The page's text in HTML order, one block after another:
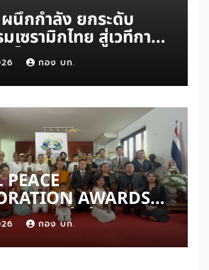
นึกกำลัง ยกระดับ
เซรามิกไทย สู่เวทีการ
โลกกอง บก.
AWARDS
วทีเชิดชูผู้สร้าง
ดันแนวคิด ‘สันติภาพ
วใจมนุษย์’ สู่ความร่วม
กอง บก.